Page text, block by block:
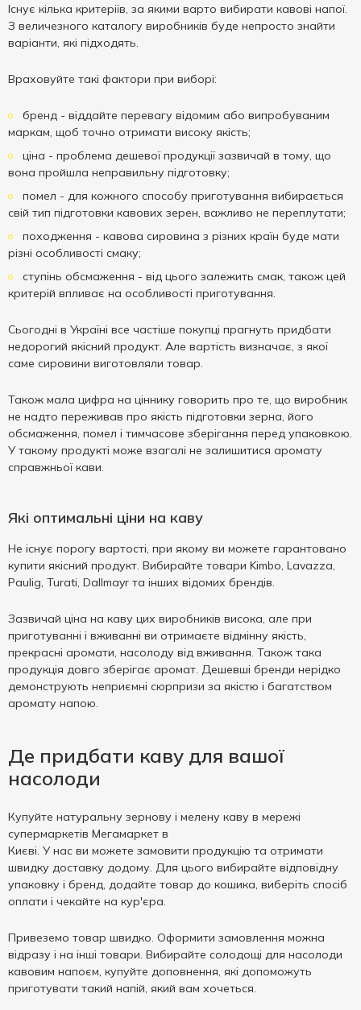
Існує кілька критеріїв, за якими варто вибирати кавові напої.
З величезного каталогу виробників буде непросто знайти
варіанти, які підходять.
Враховуйте такі фактори при виборі:
бренд - віддайте перевагу відомим або випробуваним
маркам, щоб точно отримати високу якість;
ціна - проблема дешевої продукції зазвичай в тому, що
вона пройшла неправильну підготовку;
помел - для кожного способу приготування вибирається
свій тип підготовки кавових зерен, важливо не переплутати;
походження - кавова сировина з різних країн буде мати
різні особливості смаку;
ступінь обсмаження - від цього залежить смак, також цей
критерій впливає на особливості приготування.
Сьогодні в Україні все частіше покупці прагнуть придбати
недорогий якісний продукт. Але вартість визначає, з якої
саме сировини виготовляли товар.
Також мала цифра на ціннику говорить про те, що виробник
не надто переживав про якість підготовки зерна, його
обсмаження, помел і тимчасове зберігання перед упаковкою.
У такому продукті може взагалі не залишитися аромату
справжньої кави.
Які оптимальні ціни на каву
Не існує порогу вартості, при якому ви можете гарантовано
купити якісний продукт. Вибирайте товари Kimbo, Lavazza,
Paulig, Turati, Dallmayr та інших відомих брендів.
Зазвичай ціна на каву цих виробників висока, але при
приготуванні і вживанні ви отримаєте відмінну якість,
прекрасні аромати, насолоду від вживання. Також така
продукція довго зберігає аромат. Дешевші бренди нерідко
демонструють неприємні сюрпризи за якістю і багатством
аромату напою.
Де придбати каву для вашої
насолоди
Купуйте натуральну зернову і мелену каву в мережі
супермаркетів Мегамаркет в
Києві. У нас ви можете замовити продукцію та отримати
швидку доставку додому. Для цього вибирайте відповідну
упаковку і бренд, додайте товар до кошика, виберіть спосіб
оплати і чекайте на кур'єра.
Привеземо товар швидко. Оформити замовлення можна
відразу і на інші товари. Вибирайте солодощі для насолоди
кавовим напоєм, купуйте доповнення, які допоможуть
приготувати такий напій, який вам хочеться.